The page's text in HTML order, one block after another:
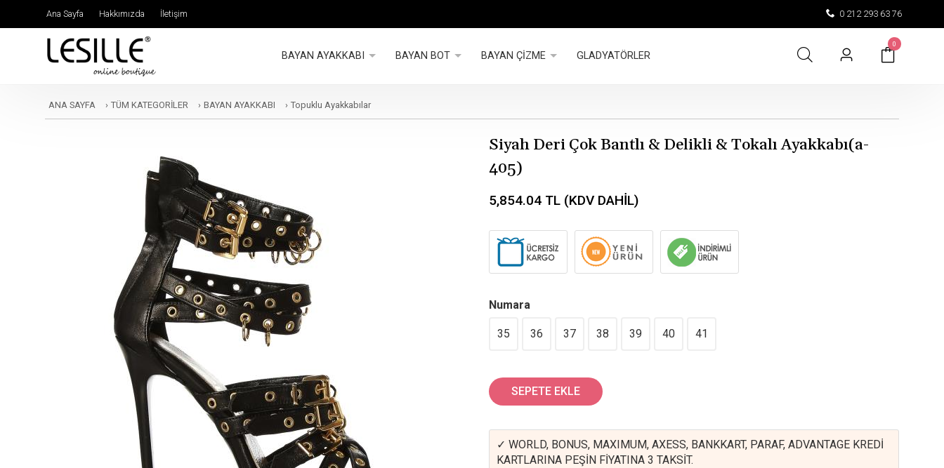
Ana Sayfa Hakkımızda İletişim 0 212 293 63 76
BAYAN AYAKKABI BAYAN BOT BAYAN ÇİZME GLADYATÖRLER
0
ANA SAYFA › TÜM KATEGORİLER › BAYAN AYAKKABI › Topuklu Ayakkabılar
Siyah Deri Çok Bantlı & Delikli & Tokalı Ayakkabı(a-
405)
5,854.04 TL (KDV DAHİL)
Numara
35 36 37 38 39 40 41
SEPETE EKLE
✓ WORLD, BONUS, MAXIMUM, AXESS, BANKKART, PARAF, ADVANTAGE KREDİ
KARTLARINA PEŞİN FİYATINA 3 TAKSİT.